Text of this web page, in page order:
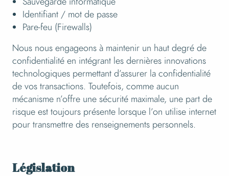
Identifiant / mot de passe
Pare-feu (Firewalls)
Nous nous engageons à maintenir un haut degré de
confidentialité en intégrant les dernières innovations
technologiques permettant d’assurer la confidentialité
de vos transactions. Toutefois, comme aucun
mécanisme n’offre une sécurité maximale, une part de
risque est toujours présente lorsque l’on utilise internet
pour transmettre des renseignements personnels.
Législation